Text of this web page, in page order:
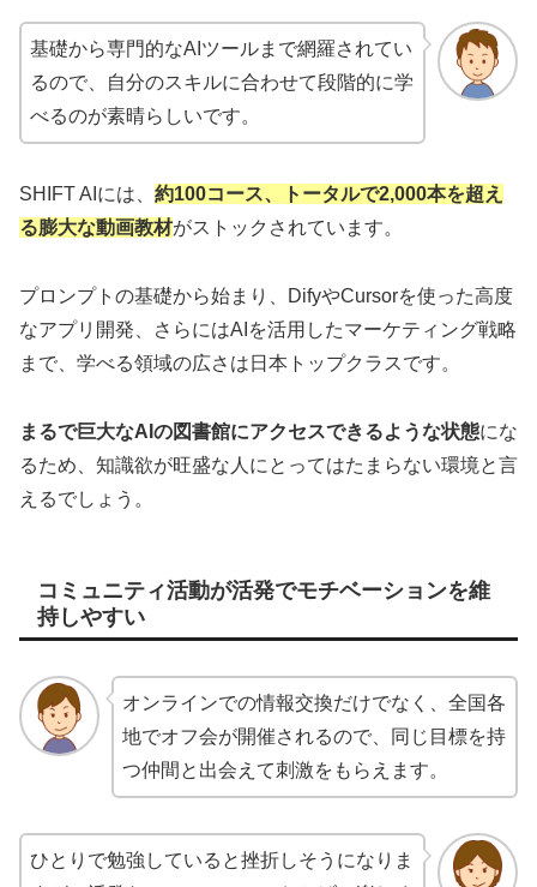
基礎から専門的なAIツールまで網羅されてい
るので、自分のスキルに合わせて段階的に学
べるのが素晴らしいです。
SHIFT AIには、 約100コース、トータルで2,000本を超え
る膨大な動画教材がストックされています。
プロンプトの基礎から始まり、DifyやCursorを使った高度
なアプリ開発、さらにはAIを活用したマーケティング戦略
まで、学べる領域の広さは日本トップクラスです。
まるで巨大なAIの図書館にアクセスできるような状態にな
るため、知識欲が旺盛な人にとってはたまらない環境と言
えるでしょう。
コミュニティ活動が活発でモチベーションを維
持しやすい
オンラインでの情報交換だけでなく、全国各
地でオフ会が開催されるので、同じ目標を持
つ仲間と出会えて刺激をもらえます。
ひとりで勉強していると挫折しそうになりま